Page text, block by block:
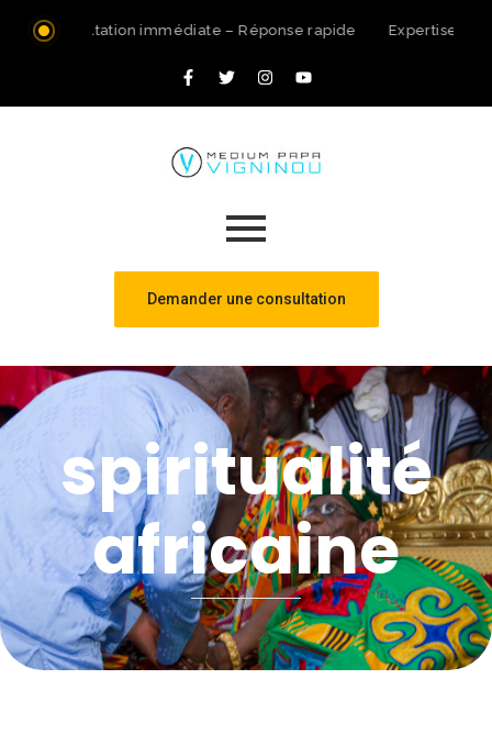
Consultation immédiate – Réponse rapide Expertise
Demander une consultation
spiritualité
africaine